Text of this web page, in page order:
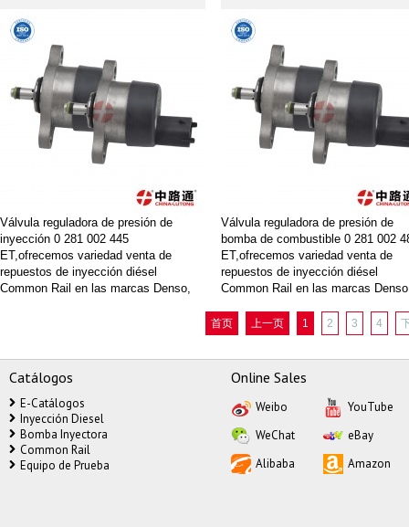
Válvula reguladora de presión de
inyección 0 281 002 445
ET,ofrecemos variedad venta de
repuestos de inyección diésel
Common Rail en las marcas Denso,
Válvula reguladora de presión de
bomba de combustible 0 281 002
ET,ofrecemos variedad venta de
repuestos de inyección diésel
Common Rail en las marcas
precios competitivos.
首页 上一页 1 2 3 4
Catálogos
E-Catálogos
Inyección Diesel
Bomba Inyectora
Common Rail
Equipo de Prueba
Online Sales
Weibo
YouTube
WeChat
eBay
Alibaba
Amazon